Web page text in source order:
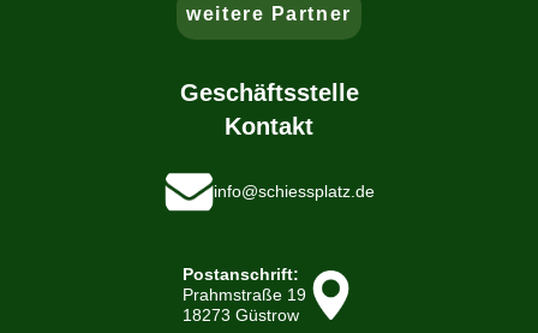
weitere Partner
Geschäftsstelle
Kontakt
info@schiessplatz.de
Postanschrift:
Prahmstraße 19
18273 Güstrow